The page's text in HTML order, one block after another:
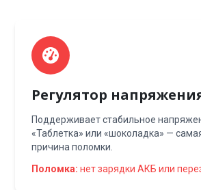
Регулятор
Поддерживает стабильное
«Таблетка» или «шоколадка» —
причина поломки.
Поломка: нет зарядки АКБ или